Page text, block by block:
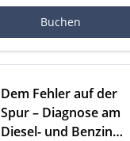
atte 1D, 6260 Reiden
Buchen
Dem Fehler auf der
Spur – Diagnose am
Diesel- und Benzinm